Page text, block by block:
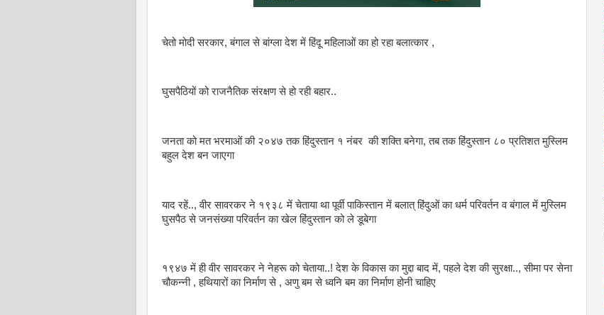
चेतो मोदी सरकार, बंगाल से बांग्ला देश में हिंदू महिलाओं का हो रहा बलात्कार ,
घुसपैठियों को राजनैतिक संरक्षण से हो रही बहार..
जनता को मत भरमाओं की २०४७ तक हिंदुस्तान १ नंबर की शक्ति बनेगा, तब तक हिंदुस्तान ८० प्रतिशत मुस्लिम
बहुल देश बन जाएगा
याद रहें.., वीर सावरकर ने १९३८ में चेताया था पूर्वी पाकिस्तान में बलात् हिंदुओं का धर्म परिवर्तन व बंगाल में मुस्लिम
घुसपैठ से जनसंख्या परिवर्तन का खेल हिंदुस्तान को ले डूबेगा
१९४७ में ही वीर सावरकर ने नेहरू को चेताया..! देश के विकास का मुद्दा बाद में, पहले देश की सुरक्षा.., सीमा पर सेना
चौकन्नी , हथियारों का निर्माण से , अणु बम से ध्वनि बम का निर्माण होनी चाहिए